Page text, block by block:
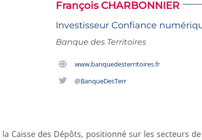
François CHARBONNIER
Investisseur Confiance
Banque des Territoires
www.banquedesterritoires.fr
@BanqueDesTerr
Caisse des Dépôts, positionné sur les secteurs